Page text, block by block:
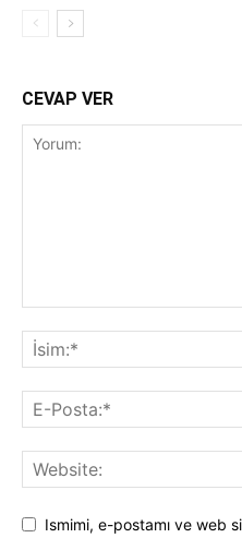
CEVAP VER
Ismimi, e-postamı ve web